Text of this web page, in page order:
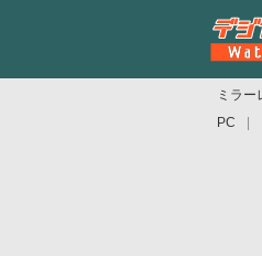
ミラー
PC